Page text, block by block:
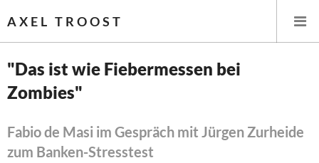
AXEL TROOST
Startseite
Themen
"Das ist wie Fiebermessen bei
Zombies"
Fabio de Masi im Gespräch mit Jürgen Zurheide
zum Banken-Stresstest